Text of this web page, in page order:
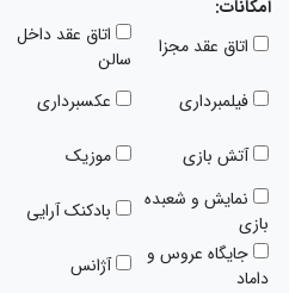
امکانات:
اتاق عقد مجزا
اتاق عقد داخل
سالن
فیلمبرداری عکسبرداری
آتش بازی
موزیک
نمایش و شعبده
بازی
بادکنک آرایی
جایگاه عروس و
داماد
آژانس